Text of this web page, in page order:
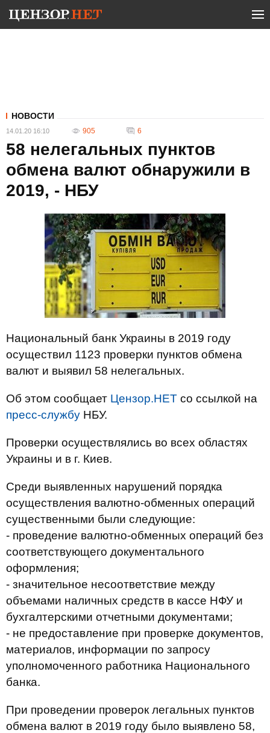
НОВОСТИ
14.01.20 16:10 905 6
58 нелегальных пунктов
обмена валют обнаружили в
2019, - НБУ
Национальный банк Украины в 2019 году
осуществил 1123 проверки пунктов обмена
валют и выявил 58 нелегальных.
Об этом сообщает Цензор.НЕТ со ссылкой на
пресс-службу НБУ.
Проверки осуществлялись во всех областях
Украины и в г. Киев.
Среди выявленных нарушений порядка
осуществления валютно-обменных операций
существенными были следующие:
- проведение валютно-обменных операций без
соответствующего документального
оформления;
- значительное несоответствие между
объемами наличных средств в кассе НФУ и
бухгалтерскими отчетными документами;
- не предоставление при проверке документов,
материалов, информации по запросу
уполномоченного работника Национального
банка.
При проведении проверок легальных пунктов
обмена валют в 2019 году было выявлено 58,